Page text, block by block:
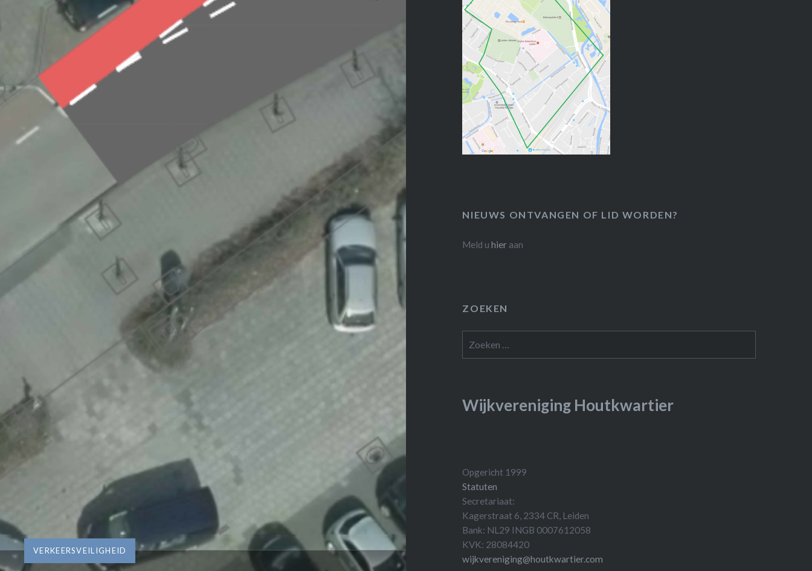
VERKEERSVEILIGHEID
NIEUWS ONTVANGEN OF LID WORDEN?
Meld uhier aan
ZOEKEN
naar:
Wijkvereniging Houtkwartier
Opgericht 1999
Statuten
Secretariaat:
Kagerstraat 6, 2334 CR, Leiden
Bank: NL29 INGB 0007612058
KVK: 28084420
wijkvereniging@houtkwartier.com